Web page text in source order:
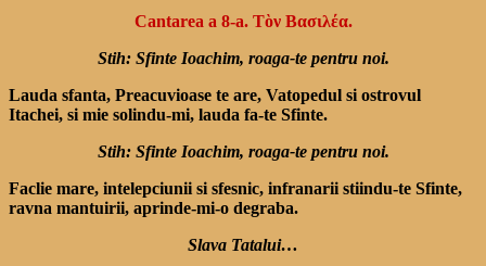
Cantarea a 8-a. Τὸν Βασιλέα.
Stih: Sfinte Ioachim, roaga-te pentru noi.
Lauda sfanta, Preacuvioase te are, Vatopedul si ostrovul
Itachei, si mie solindu-mi, lauda fa-te Sfinte.
Stih: Sfinte Ioachim, roaga-te pentru noi.
Faclie mare, intelepciunii si sfesnic, infranarii stiindu-te Sfinte,
ravna mantuirii, aprinde-mi-o degraba.
Slava Tatalui…